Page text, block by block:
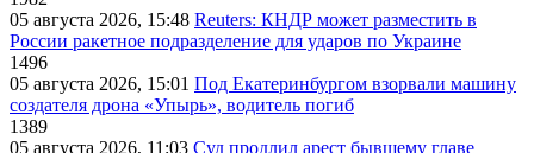
05 августа 2026, 15:48 Reuters: КНДР может разместить в
России ракетное подразделение для ударов по Украине
1496
05 августа 2026, 15:01 Под Екатеринбургом взорвали машину
создателя дрона «Упырь», водитель погиб
1389
05 августа 2026, 11:03 Суд продлил арест бывшему главе